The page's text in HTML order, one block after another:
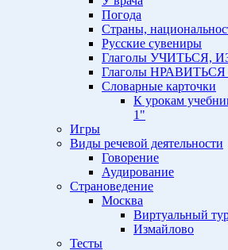
Погода
Страны,
Русские сувениры
Глаголы УЧИТЬСЯ,
Глаголы
Словарные карточки
К урокам
1"
Игры
Виды речевой деятельности
Говорение
Аудирование
Страноведение
Москва
Виртуальный
Измайлово
Тесты